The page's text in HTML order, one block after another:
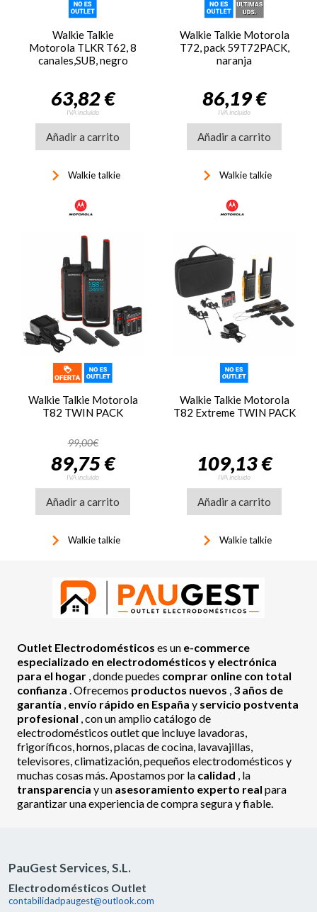
Walkie Talkie
Motorola TLKR T62, 8
canales,SUB, negro
63,82 €
IVA incluido
Añadir a carrito
keyboard_arrow_right Walkie talkie
Walkie Talkie Motorola
T72, pack 59T72PACK,
naranja
86,19 €
IVA incluido
Añadir a carrito
keyboard_arrow_right Walkie talkie
Walkie Talkie Motorola
T82 TWIN PACK
99,00€
89,75 €
IVA incluido
Añadir a carrito
keyboard_arrow_right Walkie talkie
Walkie Talkie Motorola
T82 Extreme TWIN PACK
109,13 €
IVA incluido
Añadir a carrito
keyboard_arrow_right Walkie talkie
Outlet Electrodomésticos es un e-commerce
especializado en electrodomésticos y electrónica
para el hogar , donde puedes comprar online con total
confianza . Ofrecemos productos nuevos , 3 años de
garantía , envío rápido en España y servicio postventa
profesional , con un amplio catálogo de
electrodomésticos outlet que incluye lavadoras,
frigoríficos, hornos, placas de cocina, lavavajillas,
televisores, climatización, pequeños electrodomésticos y
muchas cosas más. Apostamos por la calidad , la
transparencia y un asesoramiento experto real para
garantizar una experiencia de compra segura y fiable.
PauGest Services, S.L.
Electrodomésticos Outlet
contabilidadpaugest@outlook.com